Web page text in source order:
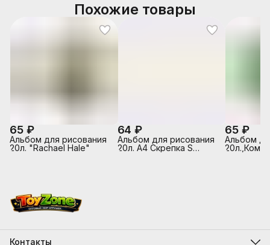
Похожие товары
65 ₽
Альбом для рисования
20л. "Rachael Hale"
64 ₽
Альбом для рисования
20л. А4 Скрепка S
65 ₽
Альбом д/
Контакты